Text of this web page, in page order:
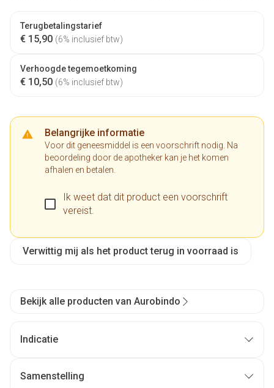
Terugbetalingstarief
€ 15,90 (6% inclusief btw)
Verhoogde tegemoetkoming
€ 10,50 (6% inclusief btw)
Belangrijke informatie
Voor dit geneesmiddel is een voorschrift nodig. Na
beoordeling door de apotheker kan je het komen
afhalen en betalen.
Ik weet dat dit product een voorschrift
vereist.
Verwittig mij als het product terug in voorraad is
Bekijk alle producten van Aurobindo
Indicatie
Samenstelling